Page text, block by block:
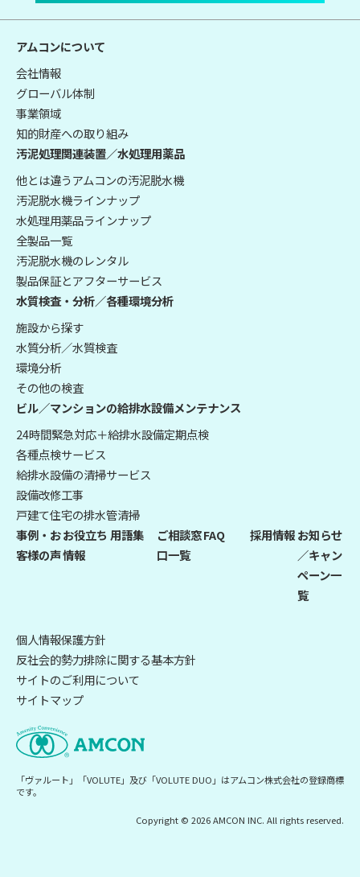
「ヴァルート」「VOLUTE」及び「VOLUTE DUO」はアムコン株式会社の登録商標
です。
アムコンについて
会社情報
グローバル体制
事業領域
知的財産への取り組み
汚泥処理関連装置／水処理用薬品
他とは違うアムコンの汚泥脱水機
汚泥脱水機ラインナップ
水処理用薬品ラインナップ
全製品一覧
汚泥脱水機のレンタル
製品保証とアフターサービス
水質検査・分析／各種環境分析
施設から探す
水質分析／水質検査
環境分析
その他の検査
ビル／マンションの給排水設備メンテナンス
24時間緊急対応＋給排水設備定期点検
各種点検サービス
給排水設備の清掃サービス
設備改修工事
戸建て住宅の排水管清掃
事例・お
客様の声
お役立ち
情報
用語集
ご相談窓
口一覧
FAQ 採用情報お知らせ
／キャン
ペーン一
覧
個人情報保護方針
反社会的勢力排除に関する基本方針
サイトのご利用について
サイトマップ
Copyright © 2026 AMCON INC. All rights reserved.